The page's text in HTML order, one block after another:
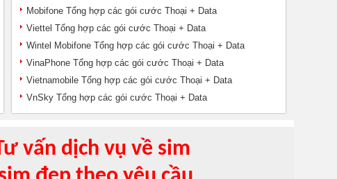
Mobifone Tổng hợp các gói cước Thoại + Data
Viettel Tổng hợp các gói cước Thoại + Data
Wintel Mobifone Tổng hợp các gói cước Thoại + Data
VinaPhone Tổng hợp các gói cước Thoại + Data
Vietnamobile Tổng hợp các gói cước Thoại + Data
VnSky Tổng hợp các gói cước Thoại + Data
vấn dịch vụ về sim